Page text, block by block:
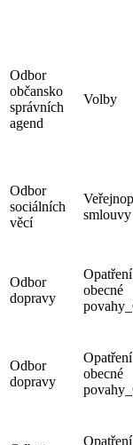
Odbor
občansko
správních
agend
Volby
Odbor
sociálních
věcí
smlouvy
Odbor
dopravy
Opatření
obecné
Odbor
dopravy
Opatření
obecné
Opatření